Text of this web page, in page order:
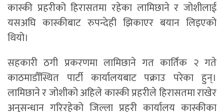
कास्की प्रहरीको हिरासतमा रहेका लामिछाने र जोशीलाई
यसअघि कास्कीबाट रुपन्देही झिकाएर बयान लिइएको
थियो।
सहकारी ठगी प्रकरणमा लामिछाने गत कार्तिक २ गते
काठमाडौँस्थित पार्टी कार्यालयबाट पक्राउ परेका हुन्।
लामिछाने र जोशीको अहिले कास्की प्रहरीले हिरासतमा राखेर
अनुसन्धान गरिरहेको जिल्ला प्रहरी कार्यालय कास्कीका